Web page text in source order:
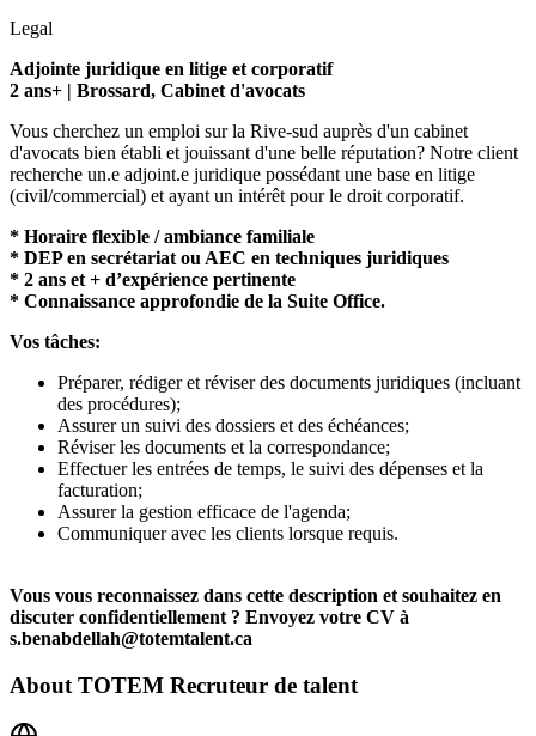
Legal
Adjointe juridique en litige et corporatif
2 ans+ | Brossard, Cabinet d'avocats
Vous cherchez un emploi sur la Rive-sud auprès d'un cabinet
d'avocats bien établi et jouissant d'une belle réputation? Notre client
recherche un.e adjoint.e juridique possédant une base en litige
(civil/commercial) et ayant un intérêt pour le droit corporatif.
* Horaire flexible / ambiance familiale
* DEP en secrétariat ou AEC en techniques juridiques
* 2 ans et + d’expérience pertinente
* Connaissance approfondie de la Suite Office.
Vos tâches:
Préparer, rédiger et réviser des documents juridiques (incluant
des procédures);
Assurer un suivi des dossiers et des échéances;
Réviser les documents et la correspondance;
Effectuer les entrées de temps, le suivi des dépenses et la
facturation;
Assurer la gestion efficace de l'agenda;
Communiquer avec les clients lorsque requis.
Vous vous reconnaissez dans cette description et souhaitez en
discuter confidentiellement ? Envoyez votre CV à
s.benabdellah@totemtalent.ca
About TOTEM Recruteur de talent